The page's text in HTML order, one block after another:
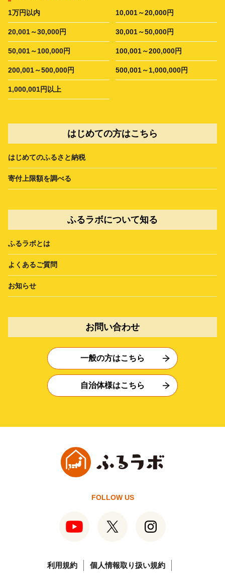
1万円以内 10,001～20,000円
20,001～30,000円 30,001～50,000円
50,001～100,000円 100,001～200,000円
200,001～500,000円 500,001～1,000,000円
1,000,001円以上
はじめての方はこちら
はじめてのふるさと納税
寄付上限額を調べる
ふるラボについて知る
ふるラボとは
よくあるご質問
お知らせ
お問い合わせ
一般の方はこちら
自治体様はこちら
FOLLOW US
利用規約 個人情報取り扱い規約